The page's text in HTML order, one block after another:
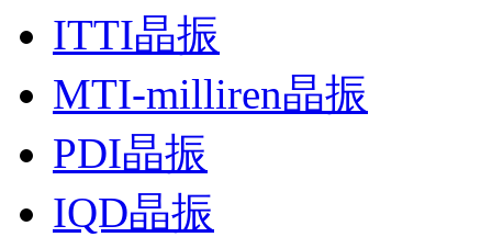
ITTI晶振
MTI-milliren晶振
PDI晶振
IQD晶振